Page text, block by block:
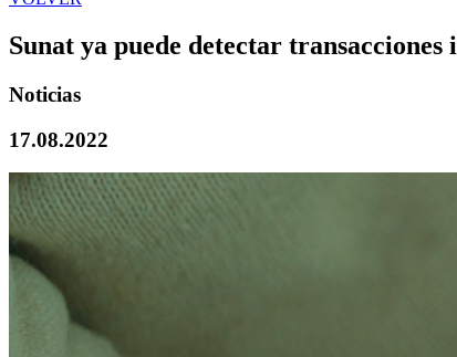
Sunat ya puede detectar transacciones
Noticias
17.08.2022